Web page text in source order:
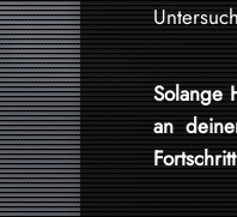
Solange
an